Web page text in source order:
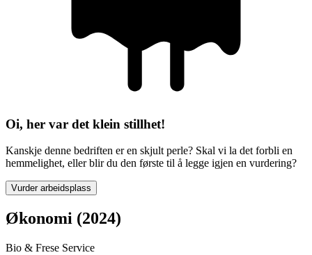
Oi, her var det klein stillhet!
Kanskje denne bedriften er en skjult perle? Skal vi la det forbli en
hemmelighet, eller blir du den første til å legge igjen en vurdering?
Vurder arbeidsplass
Økonomi (2024)
Bio & Frese Service